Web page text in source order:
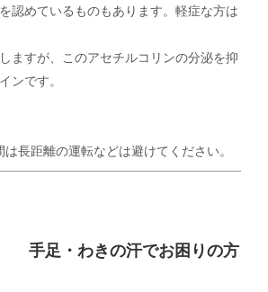
認めているものもあります。軽症な方は
ますが、このアセチルコリンの分泌を抑
ンです。
長距離の運転などは避けてください。
手足・わきの汗でお困りの方